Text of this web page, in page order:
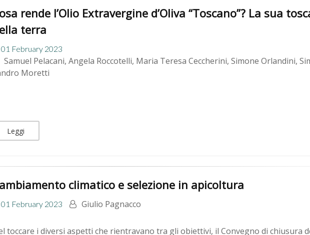
rende l’Olio Extravergine d’Oliva “Toscano”? La sua
terra
01 February 2023
Samuel Pelacani, Angela Roccotelli, Maria Teresa Ceccherini, Simone Orlandini,
Moretti
Leggi
climatico e selezione in apicoltura
01 February 2023 Giulio Pagnacco
toccare i diversi aspetti che rientravano tra gli obiettivi, il Convegno di chiusura